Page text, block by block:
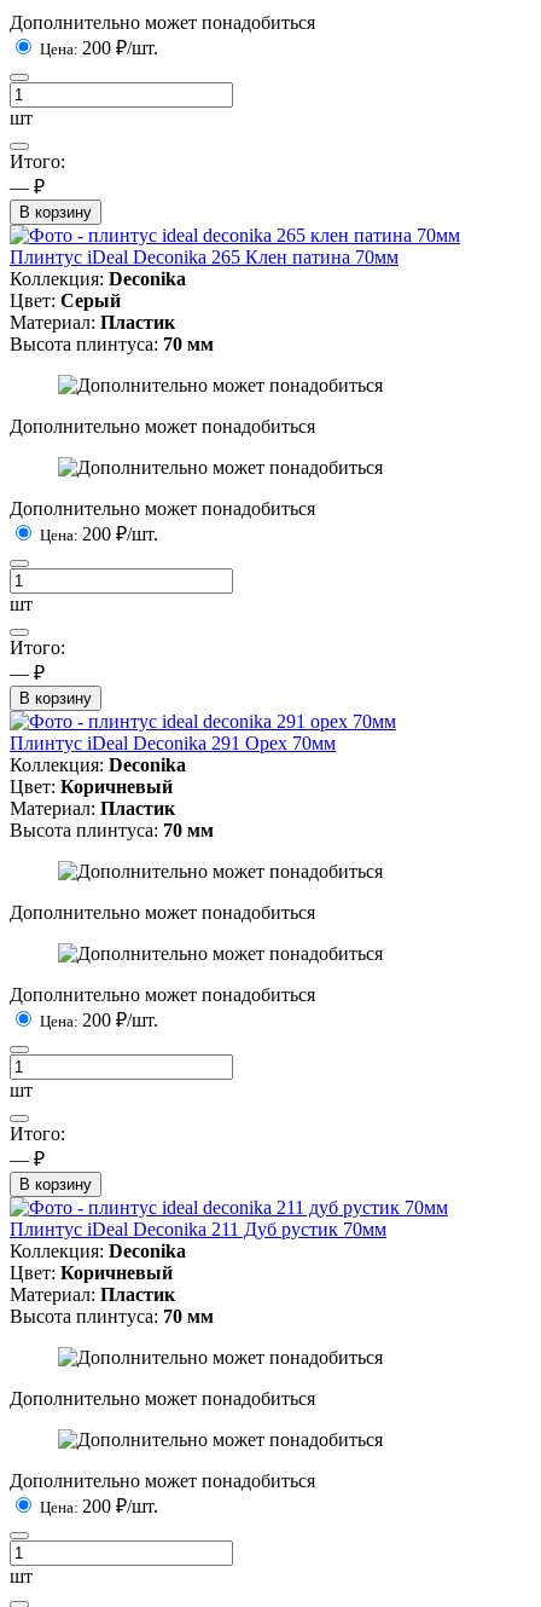
Дополнительно может понадобиться
Цена: 200 ₽/шт.
шт
Итого:
— ₽
В корзину
Плинтус iDeal Deconika 265 Клен патина 70мм
Коллекция: Deconika
Цвет: Серый
Материал: Пластик
Высота плинтуса: 70 мм
Дополнительно может понадобиться
Дополнительно может понадобиться
Цена: 200 ₽/шт.
шт
Итого:
— ₽
В корзину
Плинтус iDeal Deconika 291 Орех 70мм
Коллекция: Deconika
Цвет: Коричневый
Материал: Пластик
Высота плинтуса: 70 мм
Дополнительно может понадобиться
Дополнительно может понадобиться
Цена: 200 ₽/шт.
шт
Итого:
— ₽
В корзину
Плинтус iDeal Deconika 211 Дуб рустик 70мм
Коллекция: Deconika
Цвет: Коричневый
Материал: Пластик
Высота плинтуса: 70 мм
Дополнительно может понадобиться
Дополнительно может понадобиться
Цена: 200 ₽/шт.
шт